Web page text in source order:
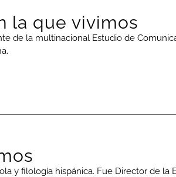
la que vivimos
de la multinacional Estudio de
y filología hispánica. Fue Director de la